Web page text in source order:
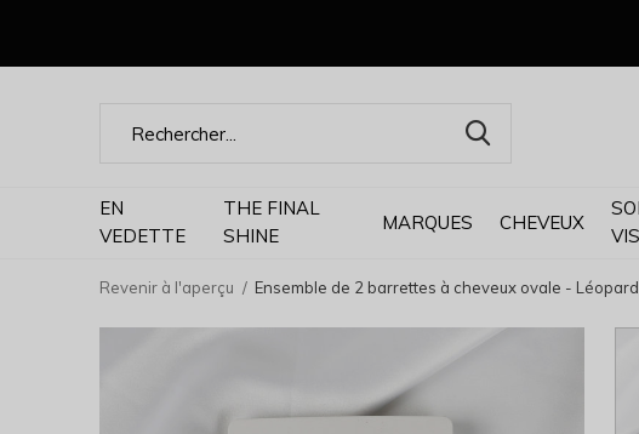
EN
VEDETTE
THE FINAL
SHINE
MARQUES CHEVEUX
Revenir à l'aperçu Ensemble de 2 barrettes à cheveux ovale - Léopard